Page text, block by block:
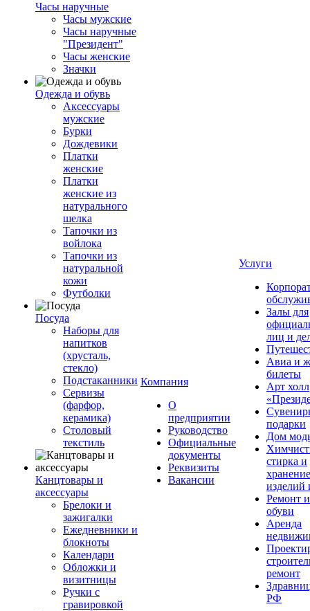
Часы наручные
Часы мужские
Часы наручные
"Президент"
Часы женские
Значки
Одежда и обувь
Аксессуары
мужские
Бурки
Дождевики
Платки
женские
Платки
женские из
натурального
шелка
Тапочки из
войлока
Тапочки из
натуральной
кожи
Футболки
Посуда
Наборы для
напитков
(хрусталь,
стекло)
Подстаканники
Сервизы
(фарфор,
керамика)
Столовый
текстиль
Канцтовары и
аксессуары
Брелоки и
зажигалки
Ежедневники и
блокноты
Календари
Обложки и
визитницы
Ручки с
гравировкой
Компания
О
предприятии
Руководство
Официальные
документы
Реквизиты
Вакансии
Услуги
Залы для
лиц и
Авиа и
билеты
Арт холл
подарки
Дом
стирка и
хранение
изделий
Ремонт
обуви
Аренда
ремонт
РФ